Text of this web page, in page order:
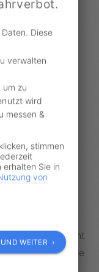
zwischen
vorbeiführen,
Die
Reize
von den
von bis zu acht
der damalige
Seebohm
Diese
verwalten
zu
wird
messen &
stimmen
Sie in
von
WEITER ›